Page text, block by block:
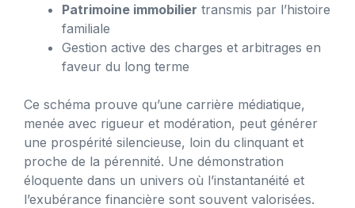
Patrimoine immobilier transmis par l’histoire
familiale
Gestion active des charges et arbitrages en
faveur du long terme
Ce schéma prouve qu’une carrière médiatique,
menée avec rigueur et modération, peut générer
une prospérité silencieuse, loin du clinquant et
proche de la pérennité. Une démonstration
éloquente dans un univers où l’instantanéité et
l’exubérance financière sont souvent valorisées.